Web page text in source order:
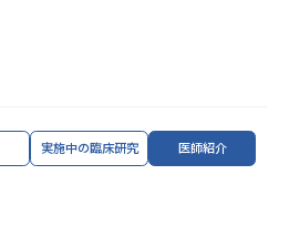
実施中の臨床研究 医師紹介